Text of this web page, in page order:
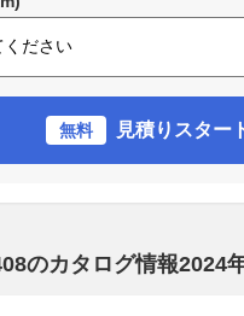
無料 見積りスター
のカタログ情報2024